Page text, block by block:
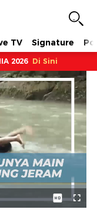
TV Signature
2026 Di Sini